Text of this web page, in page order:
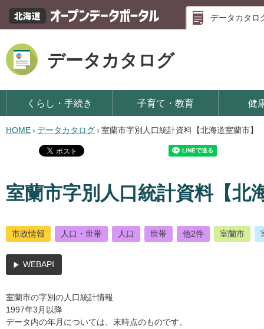
データカタロ
データカタログ
くらし・手続き 子育て・教育 健
HOME› データカタログ› 室蘭市字別人口統計資料【北海道室蘭市】
室蘭市字別人口統計資料【北
市政情報 人口・世帯 人口 世帯 他2件 室蘭市
WEBAPI
室蘭市の字別の人口統計情報
1997年3月以降
データ内の年月については、末時点のものです。